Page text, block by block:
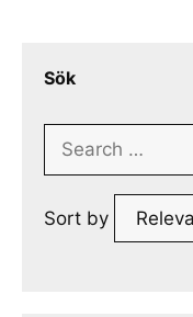
Sök
Search
Sort by